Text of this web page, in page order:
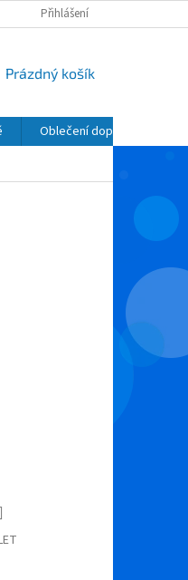
Přihlášení
NÁKUPNÍ
Prázdný košík
Oblečení dopňky